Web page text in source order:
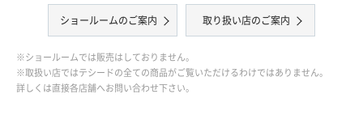
ショールームのご案内 取り扱い店のご案内
※ショールームでは販売はしておりません。
※取扱い店ではテシードの全ての商品がご覧いただけるわけではありません。
詳しくは直接各店舗へお問い合わせ下さい。